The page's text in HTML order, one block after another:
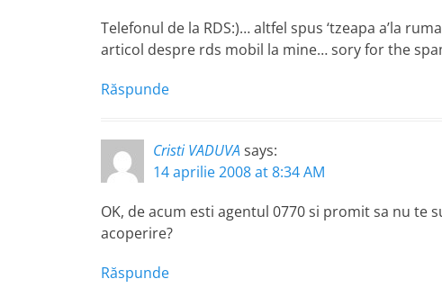
Telefonul de la RDS:)… altfel spus ‘tzeapa a’la
articol despre rds mobil la mine… sory for the
Răspunde
Cristi VADUVAsays:
14 aprilie 2008 at 8:34 AM
OK, de acum esti agentul 0770 si promit sa nu te
acoperire?
Răspunde